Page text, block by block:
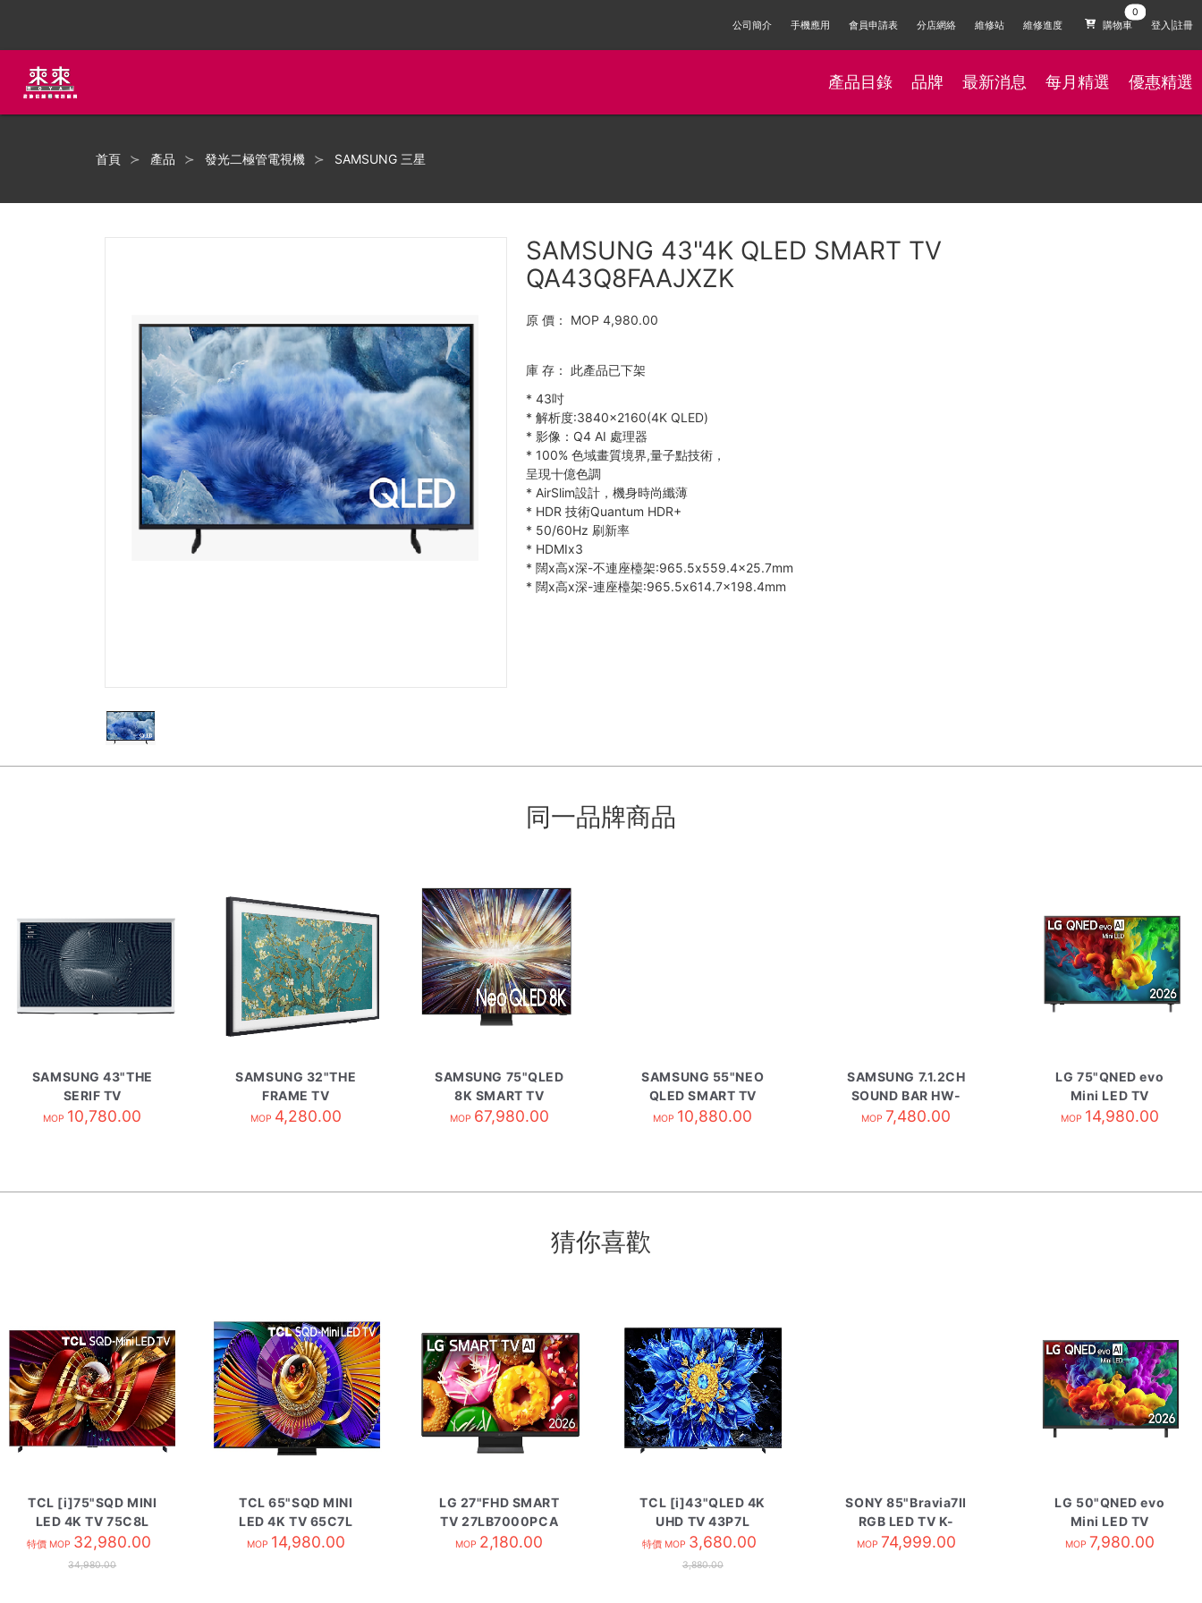
公司簡介 手機應用 會員申請表 分店網絡 維修站 維修進度 購物車 登入|註冊
產品目錄 品牌 最新消息 每月精選 優惠精選
首頁 產品 發光二極管電視機 SAMSUNG 三星
SAMSUNG 43"4K QLED SMART TV
QA43Q8FAAJXZK
原 價： MOP 4,980.00
庫 存：
此產品已下架
* 43吋
* 解析度:3840×2160(4K QLED)
* 影像：Q4 AI 處理器
* 100% 色域畫質境界,量子點技術，
呈現十億色調
* AirSlim設計，機身時尚纖薄
* HDR 技術Quantum HDR+
* 50/60Hz 刷新率
* HDMIx3
* 闊x高x深-不連座檯架:965.5x559.4x25.7mm
* 闊x高x深-連座檯架:965.5x614.7x198.4mm
同一品牌商品
SAMSUNG 43"THE
SERIF TV
QA43LS01BAJXZK
MOP 10,780.00
SAMSUNG 32"THE
FRAME TV
QA32LS03CBJXZK
MOP 4,280.00
SAMSUNG 75"QLED
8K SMART TV
QA75QN800DJXZK
MOP 67,980.00
SAMSUNG 55"NEO
QLED SMART TV
QA55QN80HAJXZK
MOP 10,880.00
SAMSUNG 7.1.2CH
SOUND BAR HW-
QS90H/ZK
MOP 7,480.00
LG 75"QNED evo
Mini LED TV
75QNED82BCA
MOP 14,980.00
猜你喜歡
TCL [i]75"SQD MINI
LED 4K TV 75C8L
特價 MOP 32,980.00
34,980.00
TCL 65"SQD MINI
LED 4K TV 65C7L
MOP 14,980.00
LG 27"FHD SMART
TV 27LB7000PCA
MOP 2,180.00
TCL [i]43"QLED 4K
UHD TV 43P7L
特價 MOP 3,680.00
3,880.00
SONY 85"Bravia7II
RGB LED TV K-
85XR70M2
MOP 74,999.00
LG 50"QNED evo
Mini LED TV
50QNED85BCA
MOP 7,980.00